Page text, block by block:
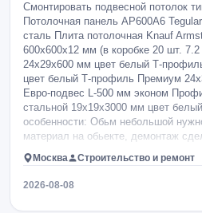
Смонтировать подвесной потолок
Потолочная панель AP600A6
сталь Плита потолочная Knauf
600x600x12 мм (в коробке 20 шт.
24x29x600 мм цвет белый Т-
цвет белый Т-профиль Премиум
Евро-подвес L-500 мм эконом
стальной 19x19x3000 мм цвет
особенности: Обьм небольшой
материал на обьекте, демонтаж
Москва Строительство и ремонт
2026-08-08